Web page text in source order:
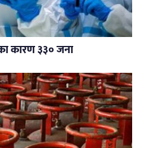
कारण ३३० जना